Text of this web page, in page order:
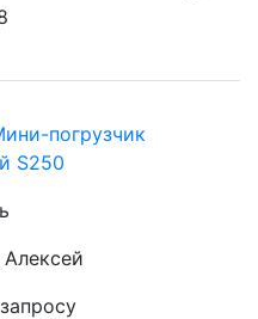
погрузчик
S250
Алексей